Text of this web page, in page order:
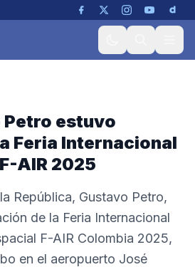
Petro estuvo
Feria Internacional
AIR 2025
República, Gustavo Petro,
de la Feria Internacional
F-AIR Colombia 2025,
en el aeropuerto José